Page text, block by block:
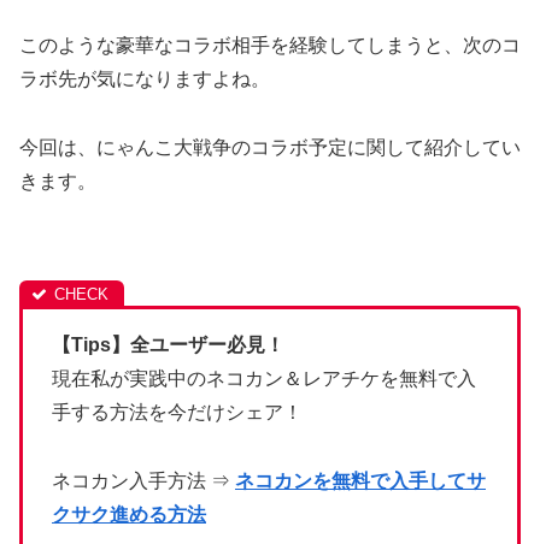
このような豪華なコラボ相手を経験してしまうと、次のコ
ラボ先が気になりますよね。
今回は、にゃんこ大戦争のコラボ予定に関して紹介してい
きます。
【Tips】全ユーザー必見！
現在私が実践中のネコカン＆レアチケを無料で入
手する方法を今だけシェア！
ネコカン入手方法 ⇒ ネコカンを無料で入手してサ
クサク進める方法